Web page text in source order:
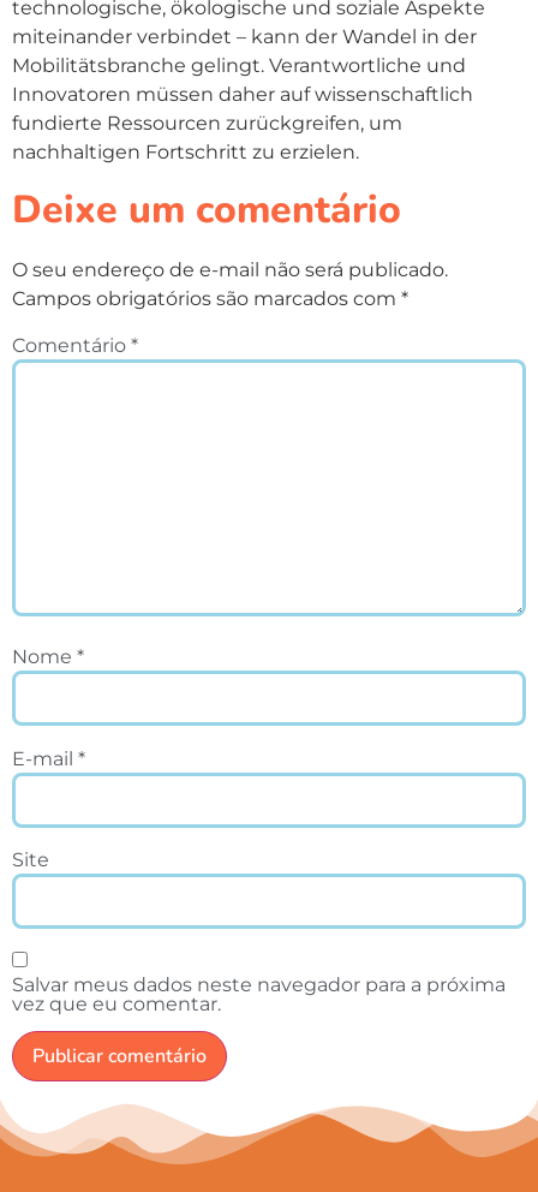
technologische, ökologische und soziale Aspekte
miteinander verbindet – kann der Wandel in der
Mobilitätsbranche gelingt. Verantwortliche und
Innovatoren müssen daher auf wissenschaftlich
fundierte Ressourcen zurückgreifen, um
nachhaltigen Fortschritt zu erzielen.
Deixe um comentário
O seu endereço de e-mail não será publicado.
Campos obrigatórios são marcados com *
Comentário *
Nome *
E-mail *
Site
Salvar meus dados neste navegador para a próxima
vez que eu comentar.